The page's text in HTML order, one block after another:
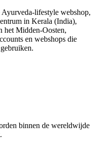
lifestyle webshop,
in Kerala (India),
het Midden-Oosten,
en webshops die
binnen de wereldwijde